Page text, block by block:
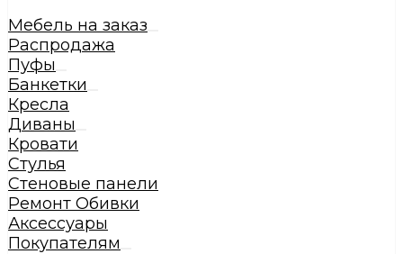
Мебель на заказ
Распродажа
Пуфы
Банкетки
Кресла
Диваны
Кровати
Стулья
Стеновые панели
Ремонт Обивки
Аксессуары
Покупателям